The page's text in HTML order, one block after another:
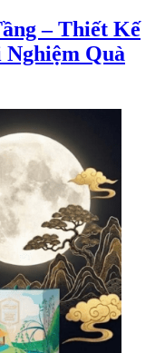
– Thiết Kế
Nghiệm Quà